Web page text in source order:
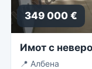
349 000 €
Имот с
📍 Албена